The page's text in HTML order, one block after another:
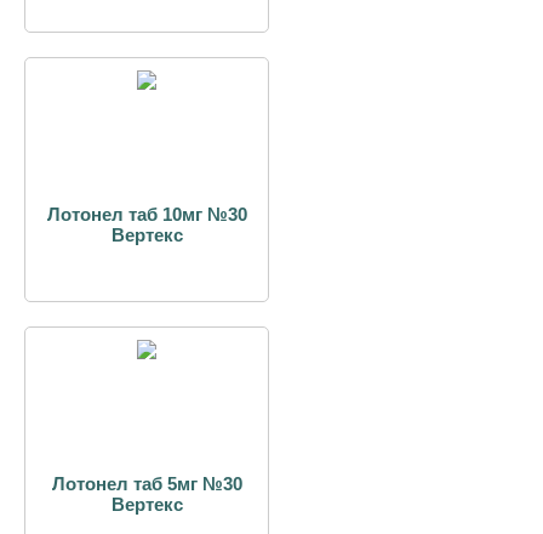
Лотонел таб 10мг №30
Вертекс
Лотонел таб 5мг №30
Вертекс